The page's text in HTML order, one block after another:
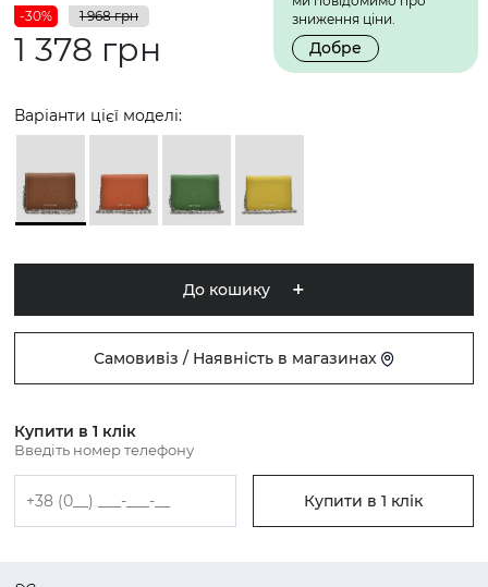
зниження ціни.
Добре
-30% 1 968 грн
1 378 грн
Варіанти цієї моделі:
До кошику
Самовивіз / Наявність в магазинах
Купити в 1 клік
Введіть номер телефону
Купити в 1 клік